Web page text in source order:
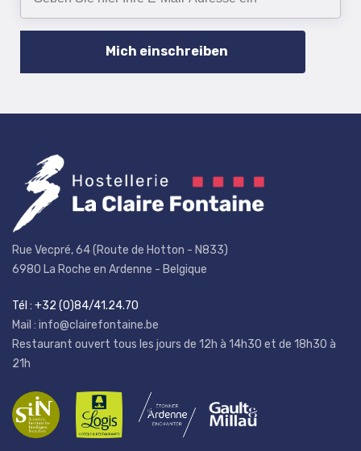
Rue Vecpré, 64 (Route de Hotton - N833)
6980 La Roche en Ardenne - Belgique
Tél : +32 (0)84/41.24.70
Mail : info@clairefontaine.be
Restaurant ouvert tous les jours de 12h à 14h30 et de 18h30 à
21h